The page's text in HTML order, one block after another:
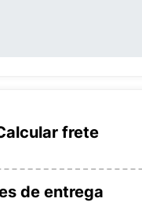
frete
de entrega